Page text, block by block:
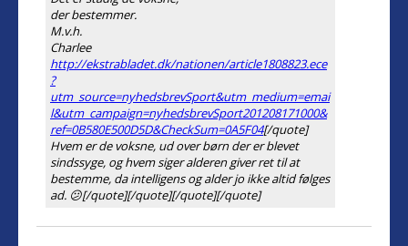
der bestemmer.
M.v.h.
Charlee
http://ekstrabladet.dk/nationen/article1808823.ece
?
utm_source=nyhedsbrevSport&utm_medium=emai
l&utm_campaign=nyhedsbrevSport201208171000&
ref=0B580E500D5D&CheckSum=0A5F04[/quote]
Hvem er de voksne, ud over børn der er blevet
sindssyge, og hvem siger alderen giver ret til at
bestemme, da intelligens og alder jo ikke altid følges
ad. 😕[/quote][/quote][/quote][/quote]